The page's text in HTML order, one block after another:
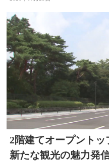
2階建てオープント
新たな観光の魅力発